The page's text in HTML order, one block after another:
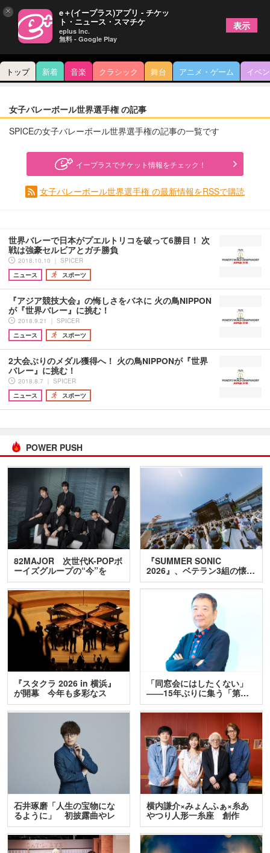
トップ 新着 音楽 クラシック 舞台 アニメ・ゲーム イベ
女子バレーボール世界選手権 の記事
SPICEの女子バレーボール世界選手権の記事の一覧です
イープラスでチケット情報をチェック！
女子バレーボール世界選手権 の最新情報をRSSで購読
世界バレーで日本がプエルトリコを破って6勝目！ 次
戦は強豪セルビアとガチ勝負
2018.10.10 ｜ SPICER
ニュース
スポーツ
『アジア競技大会』の悔しさをバネに 火の鳥NIPPON
が『世界バレー』に挑む！
2018.9.21 ｜ SPICER
ニュース
スポーツ
2大会ぶりのメダル獲得へ！ 火の鳥NIPPONが『世界
バレー』に挑む！
2018.8.7 ｜ SPICER
ニュース
スポーツ
POWER PUSH
82MAJOR 次世代K-POPボ
ーイズグループの“今”を
訊…
『SUMMER SONIC
2026』、ベテラン3組の懐…
『スタクラ 2026 in 横浜』
が開幕 今年も多彩なス
テ…
「同窓会にはしたくない」
――15年ぶりに集う「第…
石井琢磨「人生の宝物にな
るように」 初披露曲やレ
ア…
横内謙介×みょんふぁ×糸あ
やつり人形一糸座 創作
人…
× e＋(イープラス)アプリ - チケッ
ト・ニュース・スマチケ
eplus inc.
無料 - Google Play
表示